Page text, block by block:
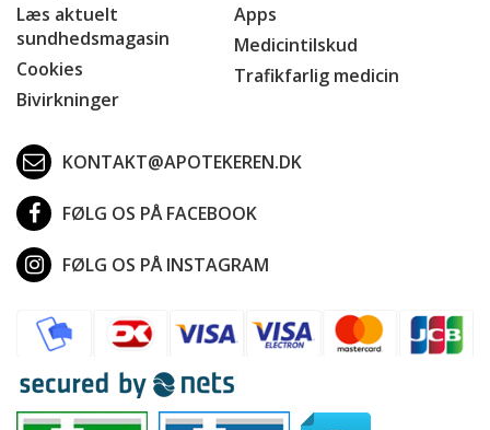
Læs aktuelt
sundhedsmagasin
Cookies
Bivirkninger
Apps
Medicintilskud
Trafikfarlig medicin
KONTAKT@APOTEKEREN.DK
FØLG OS PÅ FACEBOOK
FØLG OS PÅ INSTAGRAM